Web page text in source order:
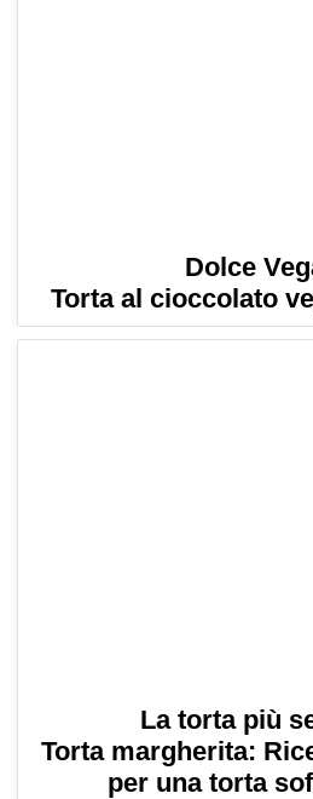
Dolce
Torta al cioccolato
La torta più
Torta margherita:
per una torta